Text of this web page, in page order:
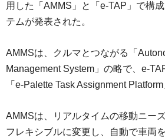
用した「AMMS」と「e-TAP」で構
テムが発表された。
AMMSは、クルマとつながる「
Management System」の略で、e-
「e-Palette Task Assignment Platform
AMMSは、リアルタイムの移動ニー
フレキシブルに変更し、自動で車両